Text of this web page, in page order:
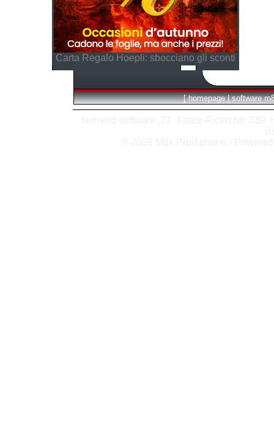
Carta Regalo Hoepli: sbocciano gli sconti
[ homepage | software